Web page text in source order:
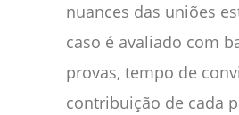
nuances das uniões
caso é avaliado com
provas, tempo de
contribuição de cada